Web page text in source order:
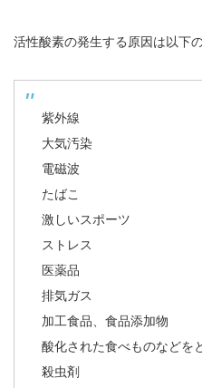
活性酸素の発生する原因は以下
紫外線
大気汚染
電磁波
たばこ
激しいスポーツ
ストレス
医薬品
排気ガス
加工食品、食品添加物
酸化された食べものなどを
殺虫剤